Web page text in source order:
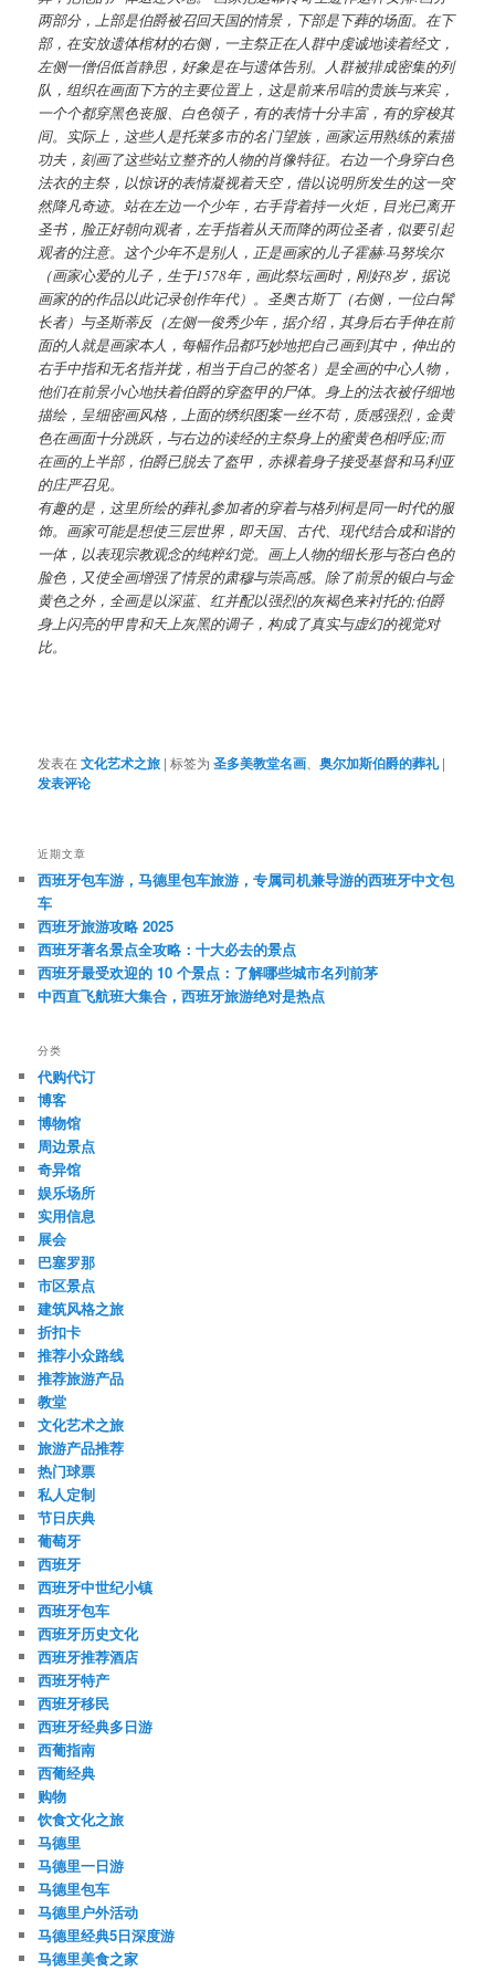
两部分，上部是伯爵被召回天国的情景，下部是下葬的场面。在下
部，在安放遗体棺材的右侧，一主祭正在人群中虔诚地读着经文，
左侧一僧侣低首静思，好象是在与遗体告别。人群被排成密集的列
队，组织在画面下方的主要位置上，这是前来吊唁的贵族与来宾，
一个个都穿黑色丧服、白色领子，有的表情十分丰富，有的穿梭其
间。实际上，这些人是托莱多市的名门望族，画家运用熟练的素描
功夫，刻画了这些站立整齐的人物的肖像特征。右边一个身穿白色
法衣的主祭，以惊讶的表情凝视着天空，借以说明所发生的这一突
然降凡奇迹。站在左边一个少年，右手背着持一火炬，目光已离开
圣书，脸正好朝向观者，左手指着从天而降的两位圣者，似要引起
观者的注意。这个少年不是别人，正是画家的儿子霍赫·马努埃尔
（画家心爱的儿子，生于1578年，画此祭坛画时，刚好8岁，据说
画家的的作品以此记录创作年代）。圣奥古斯丁（右侧，一位白髯
长者）与圣斯蒂反（左侧一俊秀少年，据介绍，其身后右手伸在前
面的人就是画家本人，每幅作品都巧妙地把自己画到其中，伸出的
右手中指和无名指并拢，相当于自己的签名）是全画的中心人物，
他们在前景小心地扶着伯爵的穿盔甲的尸体。身上的法衣被仔细地
描绘，呈细密画风格，上面的绣织图案一丝不苟，质感强烈，金黄
色在画面十分跳跃，与右边的读经的主祭身上的蜜黄色相呼应;而
在画的上半部，伯爵已脱去了盔甲，赤裸着身子接受基督和马利亚
的庄严召见。
有趣的是，这里所绘的葬礼参加者的穿着与格列柯是同一时代的服
饰。画家可能是想使三层世界，即天国、古代、现代结合成和谐的
一体，以表现宗教观念的纯粹幻觉。画上人物的细长形与苍白色的
脸色，又使全画增强了情景的肃穆与崇高感。除了前景的银白与金
黄色之外，全画是以深蓝、红并配以强烈的灰褐色来衬托的;伯爵
身上闪亮的甲胄和天上灰黑的调子，构成了真实与虚幻的视觉对
比。
发表在文化艺术之旅 |标签为 圣多美教堂名画 、奥尔加斯伯爵的葬礼 |
发表评论
近期文章
西班牙包车游，马德里包车旅游，专属司机兼导游的西班牙中文包
车
西班牙旅游攻略 2025
西班牙著名景点全攻略：十大必去的景点
西班牙最受欢迎的 10 个景点：了解哪些城市名列前茅
中西直飞航班大集合，西班牙旅游绝对是热点
分类
代购代订
博客
博物馆
周边景点
奇异馆
娱乐场所
实用信息
展会
巴塞罗那
市区景点
建筑风格之旅
折扣卡
推荐小众路线
推荐旅游产品
教堂
文化艺术之旅
旅游产品推荐
热门球票
私人定制
节日庆典
葡萄牙
西班牙
西班牙中世纪小镇
西班牙包车
西班牙历史文化
西班牙推荐酒店
西班牙特产
西班牙移民
西班牙经典多日游
西葡指南
西葡经典
购物
饮食文化之旅
马德里
马德里一日游
马德里包车
马德里户外活动
马德里经典5日深度游
马德里美食之家